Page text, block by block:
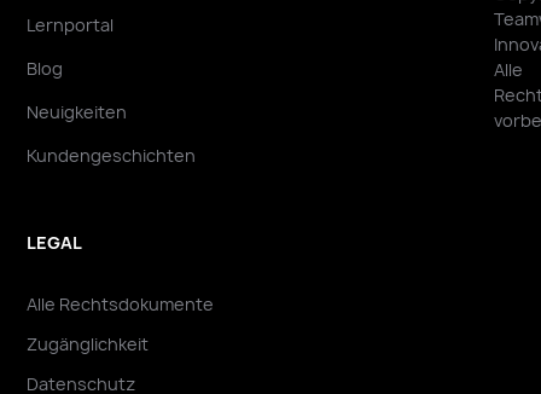
Lernportal
Blog
Neuigkeiten
Kundengeschichten
LEGAL
Alle Rechtsdokumente
Zugänglichkeit
Datenschutz
Alle